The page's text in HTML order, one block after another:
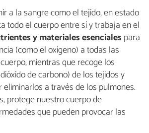
a la sangre como el tejido, en estado
todo el cuerpo entre sí y trabaja en el
y materiales esenciales para
(como el oxígeno) a todas las
mientras que recoge los
de carbono) de los tejidos y
a través de los pulmones.
protege nuestro cuerpo de
que pueden provocar las